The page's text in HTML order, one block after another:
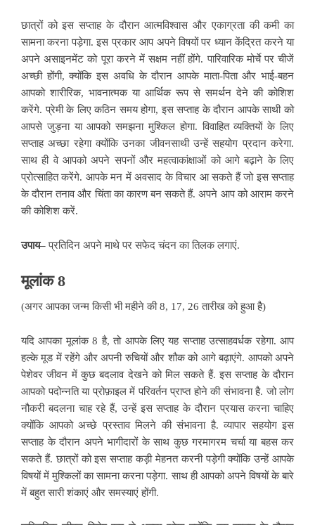
छात्रों को इस सप्ताह के दौरान आत्मविश्वास और एकाग्रता की कमी का
सामना करना पड़ेगा. इस प्रकार आप अपने विषयों पर ध्यान केंद्रित करने या
अपने असाइनमेंट को पूरा करने में सक्षम नहीं होंगे. पारिवारिक मोर्चे पर चीजें
अच्छी होंगी, क्योंकि इस अवधि के दौरान आपके माता-पिता और भाई-बहन
आपको शारीरिक, भावनात्मक या आर्थिक रूप से समर्थन देने की कोशिश
करेंगे. प्रेमी के लिए कठिन समय होगा, इस सप्ताह के दौरान आपके साथी को
आपसे जुड़ना या आपको समझना मुश्किल होगा. विवाहित व्यक्तियों के लिए
सप्ताह अच्छा रहेगा क्योंकि उनका जीवनसाथी उन्हें सहयोग प्रदान करेगा.
साथ ही वे आपको अपने सपनों और महत्वाकांक्षाओं को आगे बढ़ाने के लिए
प्रोत्साहित करेंगे. आपके मन में अवसाद के विचार आ सकते हैं जो इस सप्ताह
के दौरान तनाव और चिंता का कारण बन सकते हैं. अपने आप को आराम करने
की कोशिश करें.
उपाय–प्रतिदिन अपनेमाथे पर सफेद चंदन का तिलक लगाएं.
मूलांक 8
(अगर आपका जन्म किसी भी महीने की 8, 17, 26 तारीख को हुआ है)
यदि आपका मूलांक 8 है, तो आपके लिए यह सप्ताह उत्साहवर्धक रहेगा. आप
हल्के मूड में रहेंगे और अपनी रुचियों और शौक को आगे बढ़ाएंगे. आपको अपने
पेशेवर जीवन में कुछबदलाव देखने को मिल सकते हैं. इस सप्ताह के दौरान
आपको पदोन्नति या प्रोफ़ाइल में परिवर्तन प्राप्त होने की संभावना है. जो लोग
नौकरी बदलना चाह रहे हैं, उन्हें इस सप्ताह के दौरान प्रयास करना चाहिए
क्योंकि आपको अच्छे प्रस्ताव मिलने की संभावना है. व्यापार सहयोग इस
सप्ताह के दौरान अपने भागीदारों के साथ कुछ गरमागरम चर्चा या बहस कर
सकते हैं. छात्रों को इस सप्ताह कड़ी मेहनत करनी पड़ेगी क्योंकि उन्हें आपके
विषयों में मुश्किलों का सामना करना पड़ेगा. साथ ही आपको अपने विषयों के बारे
में बहुत सारी शंकाएं और समस्याएं होंगी.